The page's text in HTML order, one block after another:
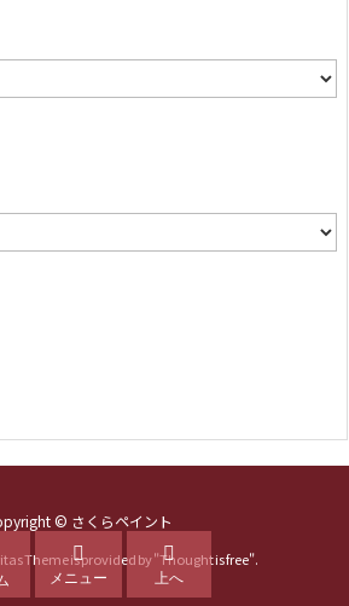
© さくらペイント
Theme is provided by "Thought is free".

メニュー

上へ